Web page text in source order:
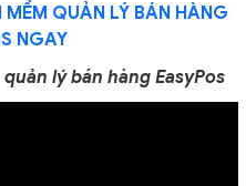
QUẢN LÝ BÁN HÀNG
NGAY
lý bán hàng EasyPos